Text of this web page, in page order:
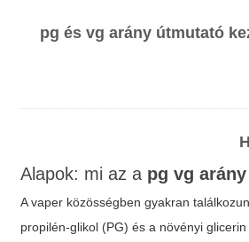
pg és vg arány útmutató
Alapok: mi az a pg vg arány
A vaper közösségben gyakran
propilén-glikol (PG) és a növényi glicerin